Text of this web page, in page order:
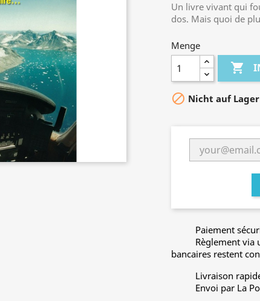
Un livre vivant qui
dos. Mais quoi de
Menge

 Nicht auf Lager
Paiement
Règlement via
bancaires restent
Livraison
Envoi par La